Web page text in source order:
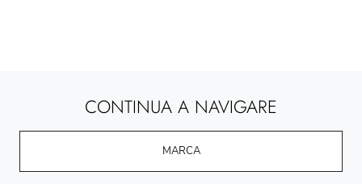
CONTINUA A NAVIGARE
MARCA